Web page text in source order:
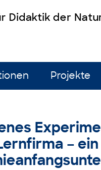
Didaktik der
Projekte
–